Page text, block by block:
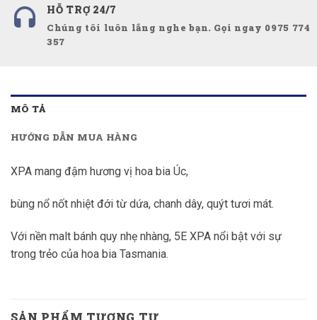
HỖ TRỢ 24/7
Chúng tôi luôn lắng nghe bạn. Gọi ngay 0975 774
357
MÔ TẢ
HƯỚNG DẪN MUA HÀNG
XPA mang đậm hương vị hoa bia Úc,
bùng nổ nốt nhiệt đới từ dứa, chanh dây, quýt tươi mát.
Với nền malt bánh quy nhẹ nhàng, 5E XPA nổi bật với sự
trong trẻo của hoa bia Tasmania.
SẢN PHẨM TƯƠNG TỰ